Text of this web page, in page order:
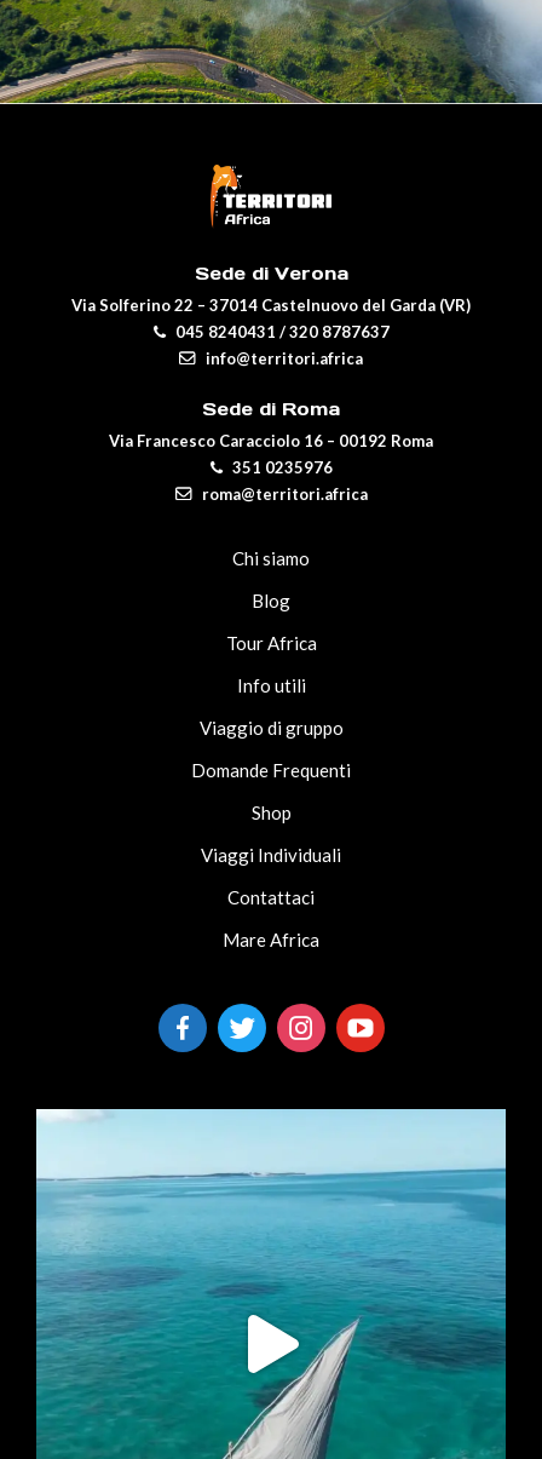
Sede di Verona
Via Solferino 22 – 37014 Castelnuovo del Garda (VR)
045 8240431 /320 8787637
info@territori.africa
Sede di Roma
Via Francesco Caracciolo 16 – 00192 Roma
351 0235976
roma@territori.africa
Chi siamo
Blog
Tour Africa
Info utili
Viaggio di gruppo
Domande Frequenti
Shop
Viaggi Individuali
Contattaci
Mare Africa
facebook-
alt
twitter instagramyoutube